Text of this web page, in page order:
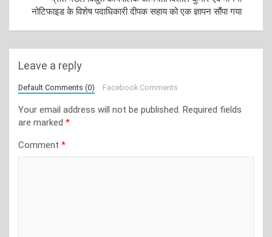
नोटिफाइड के विशेष पदाधिकारी दीपक सहाय को एक ज्ञापन सौंपा गया
Leave a reply
Default Comments (0) Facebook Comments
Your email address will not be published. Required fields
are marked *
Comment *